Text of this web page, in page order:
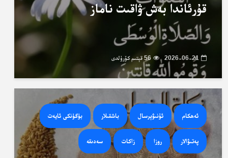
قۇرئاندا بەش ۋاقىت ناماز
2026-06-21 56 قېتىم كۆرۈلدى
ئەھكام ئۇنىۋېرسال باشقىلار بۈگۈنكى ئايەت
پەتىۋالار روزا زاكات سەدىقە